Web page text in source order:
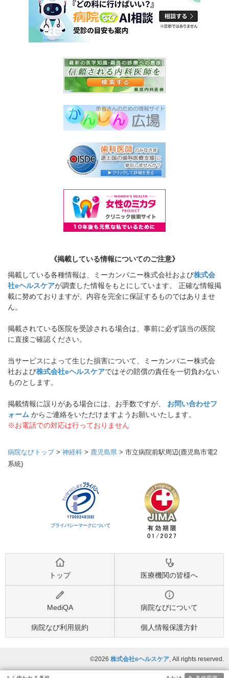
《掲載している情報についてのご注意》
掲載している各種情報は、ミーカンパニー株式会社および株式会
社eヘルスケアが調査した情報をもとにしています。 正確な情報掲
載に努めておりますが、内容を完全に保証するものではありませ
ん。
掲載されている医院を受診される場合は、事前に必ず該当の医院
に直接ご確認ください。
当サービスによって生じた損害について、ミーカンパニー株式会
社および株式会社eヘルスケアではその賠償の責任を一切負わない
ものとします。
掲載情報に誤りがある場合には、お手数ですが、 お問い合わせフ
ォーム からご連絡をいただけますようお願いいたします。
※お電話での対応は行っておりません
病院なびトップ> 神経科 > 鹿児島県 > 市立病院前駅周辺(鹿児島市電2
系統)
プライバシーマークについて
トップ 医療機関の皆様へ
MediQA 病院なびについて
病院なび利用規約 個人情報保護方針
©2026 株式会社eヘルスケア, All rights reserved.